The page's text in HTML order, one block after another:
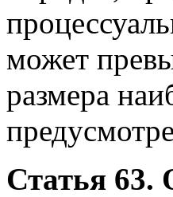
может
размера
Статья 63.